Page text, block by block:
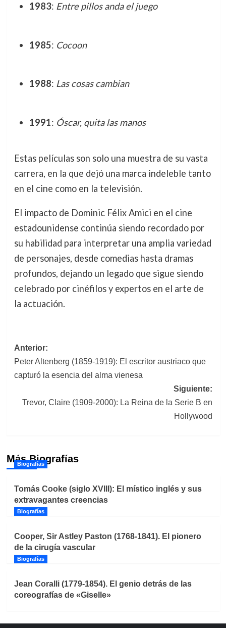
1983: Entre pillos anda el juego
1985: Cocoon
1988: Las cosas cambian
1991: Óscar, quita las manos
Estas películas son solo una muestra de su vasta
carrera, en la que dejó una marca indeleble tanto
en el cine como en la televisión.
El impacto de Dominic Félix Amici en el cine
estadounidense continúa siendo recordado por
su habilidad para interpretar una amplia variedad
de personajes, desde comedias hasta dramas
profundos, dejando un legado que sigue siendo
celebrado por cinéfilos y expertos en el arte de
la actuación.
Navegación
de
entradas
Anterior:
Peter Altenberg (1859-1919): El escritor austriaco que
capturó la esencia del alma vienesa
Siguiente:
Trevor, Claire (1909-2000): La Reina de la Serie B en
Hollywood
Más Biografías
Biografías
Tomás Cooke (siglo XVIII): El místico inglés y sus
extravagantes creencias
Biografías
Cooper, Sir Astley Paston (1768-1841). El pionero
de la cirugía vascular
Biografías
Jean Coralli (1779-1854). El genio detrás de las
coreografías de «Giselle»